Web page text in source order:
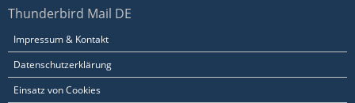
Thunderbird Mail DE
Impressum & Kontakt
Datenschutzerklärung
Einsatz von Cookies